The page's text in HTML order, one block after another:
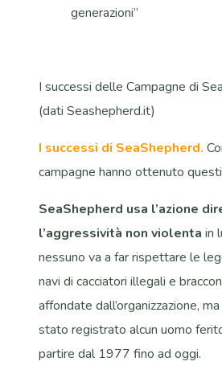
generazioni”
I successi delle Campagne di
(dati Seashepherd.it)
I successi di SeaShepherd.
campagne hanno ottenuto
SeaShepherd usa l’azione
l’aggressività non violenta in
nessuno va a far rispettare le
navi di cacciatori illegali e
affondate dall’organizzazione,
stato registrato alcun uomo
partire dal 1977 fino ad oggi.